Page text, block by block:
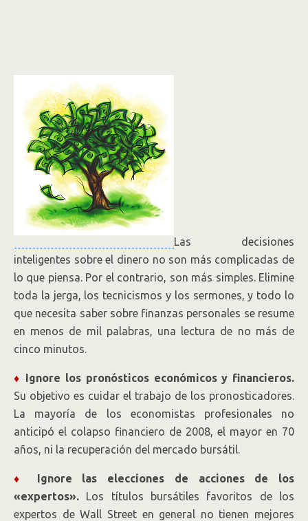
Las decisiones
inteligentes sobre el dinero no son más complicadas de
lo que piensa. Por el contrario, son más simples. Elimine
toda la jerga, los tecnicismos y los sermones, y todo lo
que necesita saber sobre finanzas personales se resume
en menos de mil palabras, una lectura de no más de
cinco minutos.
♦ Ignore los pronósticos económicos y financieros.
Su objetivo es cuidar el trabajo de los pronosticadores.
La mayoría de los economistas profesionales no
anticipó el colapso financiero de 2008, el mayor en 70
años, ni la recuperación del mercado bursátil.
♦
Ignore las elecciones de acciones de los
«expertos». Los títulos bursátiles favoritos de los
expertos de Wall Street en general no tienen mejores